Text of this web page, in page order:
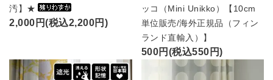
汚】★
2,000円(税込2,200円)
ッコ（Mini Unikko）【10cm
単位販売/海外正規品（フィン
ランド直輸入）】
500円(税込550円)